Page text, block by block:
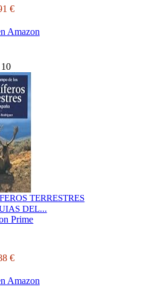
€
Amazon
TERRESTRES
DEL...
€
Amazon